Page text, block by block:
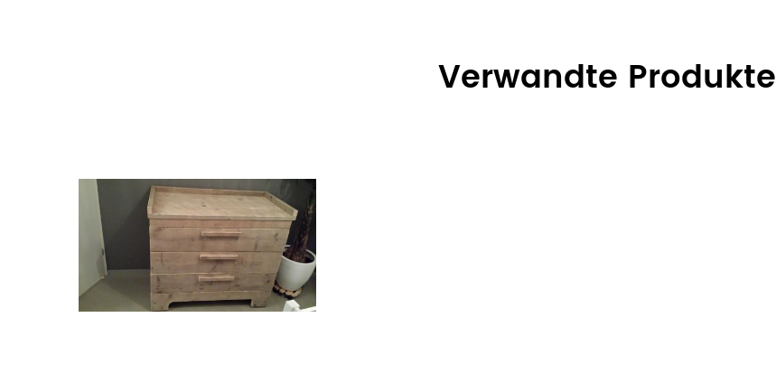
Verwandte Produkte